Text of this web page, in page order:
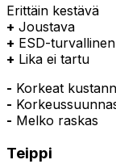
Erittäin kestävä
+ Joustava
+ ESD-turvallinen
+ Lika ei tartu
- Korkeat
-
- Melko raskas
Teippi